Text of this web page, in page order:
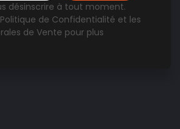
désinscrire à tout moment.
Politique de Confidentialité et les
de Vente pour plus